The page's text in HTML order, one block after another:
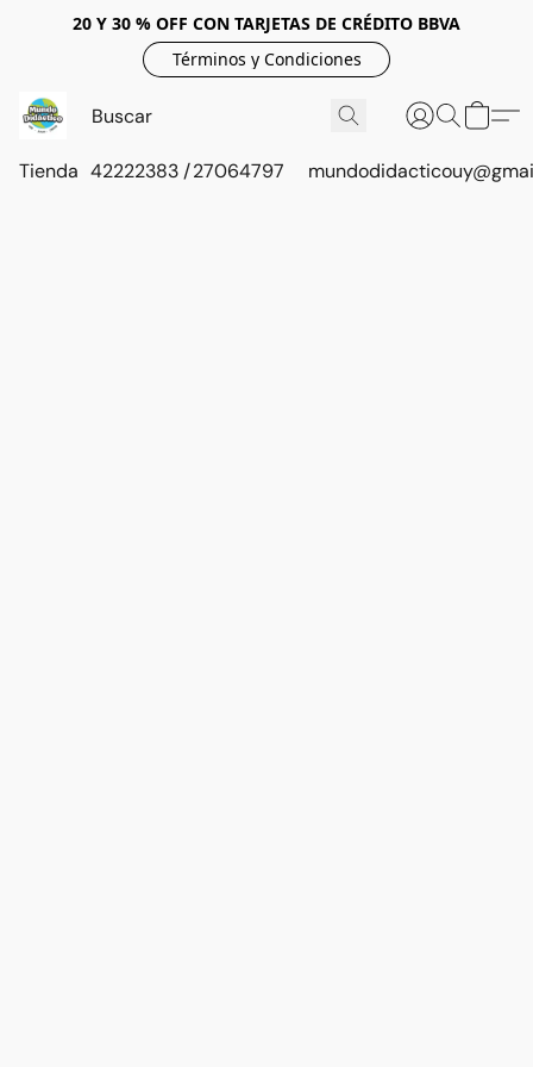
20 Y 30 % OFF CON TARJETAS DE CRÉDITO BBVA
Términos y Condiciones
Tienda 42222383 / 27064797